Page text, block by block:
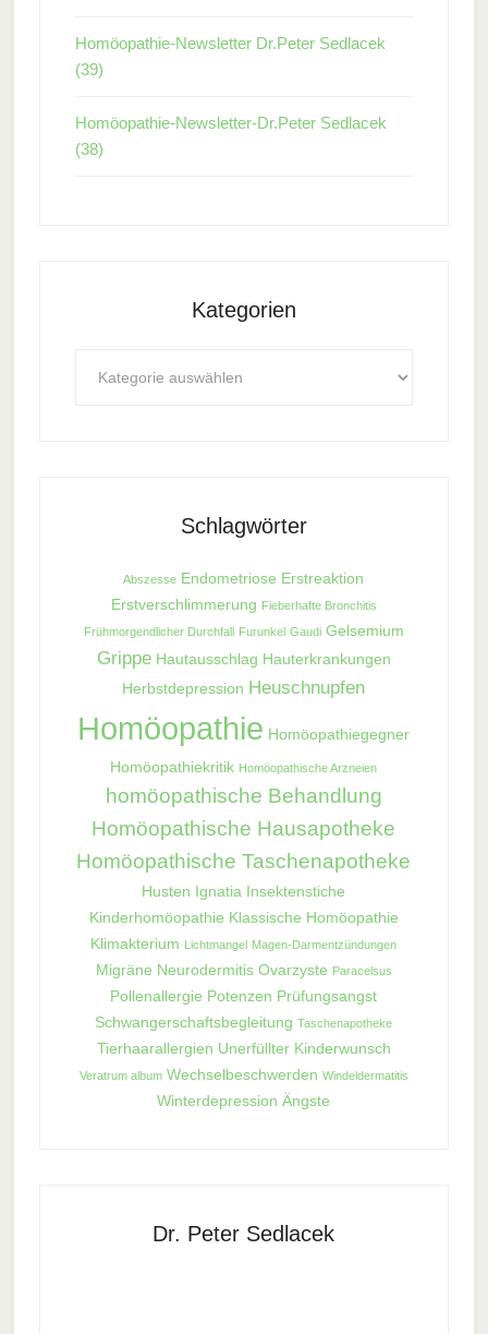
Homöopathie-Newsletter Dr.Peter Sedlacek
(39)
Homöopathie-Newsletter-Dr.Peter Sedlacek
(38)
Kategorien
Schlagwörter
Abszesse Endometriose Erstreaktion
Erstverschlimmerung Fieberhafte Bronchitis
Frühmorgendlicher Durchfall Furunkel Gaudi Gelsemium
Grippe Hautausschlag Hauterkrankungen
Herbstdepression Heuschnupfen
Homöopathie Homöopathiegegner
Homöopathiekritik Homöopathische Arzneien
homöopathische Behandlung
Homöopathische Hausapotheke
Homöopathische Taschenapotheke
Husten Ignatia Insektenstiche
Kinderhomöopathie Klassische Homöopathie
Klimakterium Lichtmangel Magen-Darmentzündungen
Migräne Neurodermitis Ovarzyste Paracelsus
Pollenallergie Potenzen Prüfungsangst
Schwangerschaftsbegleitung Taschenapotheke
Tierhaarallergien Unerfüllter Kinderwunsch
Veratrum album Wechselbeschwerden Windeldermatitis
Winterdepression Ängste
Dr. Peter Sedlacek